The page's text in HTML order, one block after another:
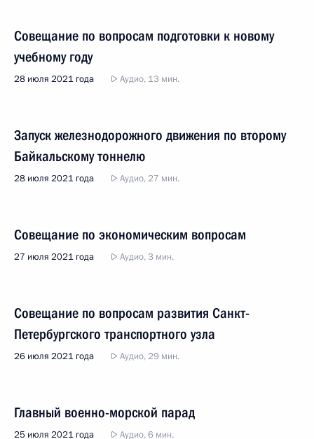
Совещание по вопросам подготовки к новому
учебному году
28 июля 2021 года Аудио, 13 мин.
Запуск железнодорожного движения по второму
Байкальскому тоннелю
28 июля 2021 года Аудио, 27 мин.
Совещание по экономическим вопросам
27 июля 2021 года Аудио, 3 мин.
Совещание по вопросам развития Санкт-
Петербургского транспортного узла
26 июля 2021 года Аудио, 29 мин.
Главный военно-морской парад
25 июля 2021 года Аудио, 6 мин.